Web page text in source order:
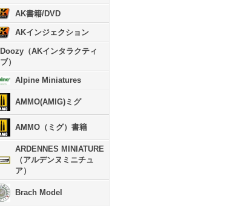
AK書籍/DVD
AKインジェクション
Doozy（AKインタラクティ
ブ）
Alpine Miniatures
AMMO(AMIG)ミグ
AMMO（ミグ）書籍
ARDENNES MINIATURE
（アルデンヌミニチュ
ア）
Brach Model